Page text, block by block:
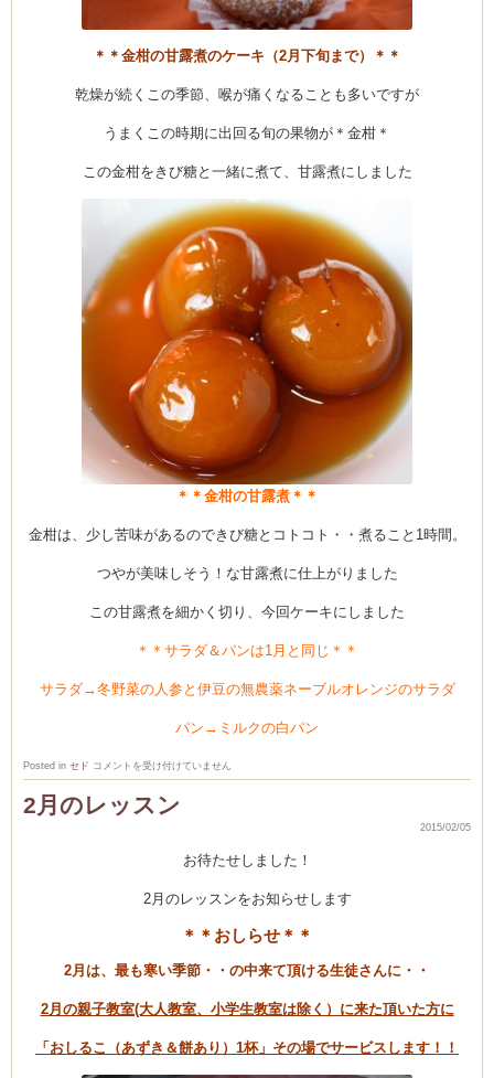
＊＊金柑の甘露煮のケーキ（2月下旬まで）＊＊
乾燥が続くこの季節、喉が痛くなることも多いですが
うまくこの時期に出回る旬の果物が＊金柑＊
この金柑をきび糖と一緒に煮て、甘露煮にしました
＊＊金柑の甘露煮＊＊
金柑は、少し苦味があるのできび糖とコトコト・・煮ること1時間。
つやが美味しそう！な甘露煮に仕上がりました
この甘露煮を細かく切り、今回ケーキにしました
＊＊サラダ＆パンは1月と同じ＊＊
サラダ→冬野菜の人参と伊豆の無農薬ネーブルオレンジのサラダ
パン→ミルクの白パン
Posted in セド 2
お
弁
コメントを受け付けていません
2月のレッスン
2015/02/05
お待たせしました！
2月のレッスンをお知らせします
＊＊おしらせ＊＊
2月は、最も寒い季節・・の中来て頂ける生徒さんに・・
2月の親子教室(大人教室、小学生教室は除く）に来た頂いた方に
「おしるこ（あずき＆餅あり）1杯」その場でサービスします！！